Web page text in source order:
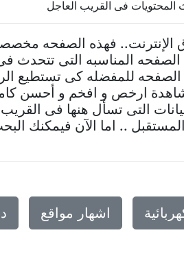
فى القريب العاجل
فهذه الصفحه
المناسبه التى تتحدث
للمفضله كى تستطيع
ارخص و افخم و أحسن
التى تسأل هنها فى
.. اما الآن فيمكنك
اشهار مواقع